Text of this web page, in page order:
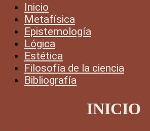
Inicio
Metafísica
Epistemología
Lógica
Estética
Filosofía de la ciencia
Bibliografía
INICIO